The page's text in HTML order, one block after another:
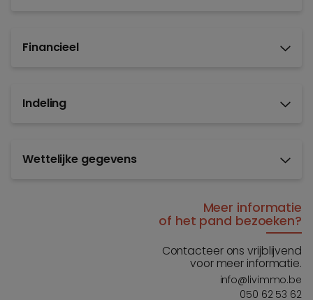
Financieel
Indeling
Wettelijke gegevens
Meer informatie
of het pand bezoeken?
Contacteer ons vrijblijvend
voor meer informatie.
info@livimmo.be
050 62 53 62